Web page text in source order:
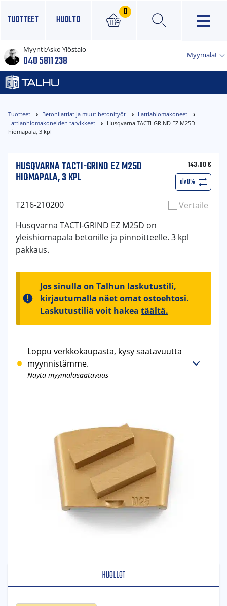
TUOTTEET HUOLTO
0
×
Myynti:Asko Ylöstalo
040 5811 238 Myymälät
Tuotteet Betonilattiat ja muut betonityöt
Lattiahiomakoneet
Lattianhiomakoneiden tarvikkeet
Husqvarna TACTI-GRIND EZ M25D
hiomapala, 3 kpl
HUSQVARNA TACTI-GRIND EZ M25D
HIOMAPALA, 3 KPL
143,00€
alv 0%
T216-210200
Vertaile
Husqvarna TACTI-GRIND EZ M25D on
yleishiomapala betonille ja pinnoitteelle. 3 kpl
pakkaus.
Jos sinulla on Talhun laskutustili,
kirjautumalla näet omat ostoehtosi.
Laskutustiliä voit hakea täältä.
Loppu verkkokaupasta, kysy saatavuutta
myynnistämme.
Näytä myymäläsaatavuus
HUOLLOT